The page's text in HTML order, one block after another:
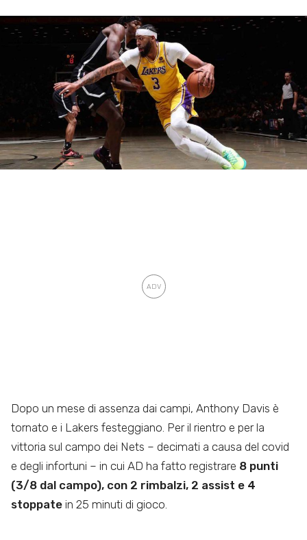
Dopo un mese di assenza dai campi, Anthony Davis è
tornato e i Lakers festeggiano. Per il rientro e per la
vittoria sul campo dei Nets – decimati a causa del covid
e degli infortuni – in cui AD ha fatto registrare 8 punti
(3/8 dal campo), con 2 rimbalzi, 2 assist e 4
stoppate in 25 minuti di gioco.